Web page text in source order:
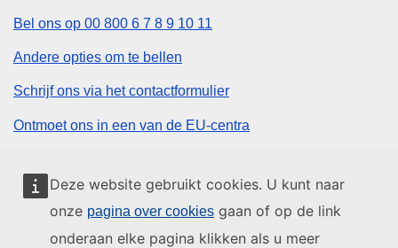
Deze website gebruikt cookies. U kunt naar
onze pagina over cookies gaan of op de link
onderaan elke pagina klikken als u meer
Bel ons op 00 800 6 7 8 9 10 11
Andere opties om te bellen
Schrijf ons via het contactformulier
Ontmoet ons in een van de EU-centra
Sociale media